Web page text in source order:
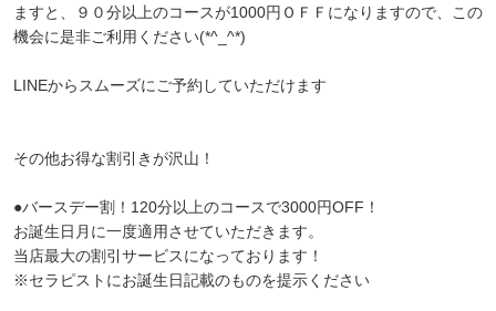
ますと、９０分以上のコースが1000円ＯＦＦになりますので、この
機会に是非ご利用ください(*^_^*)
LINEからスムーズにご予約していただけます
その他お得な割引きが沢山！
●バースデー割！120分以上のコースで3000円OFF！
お誕生日月に一度適用させていただきます。
当店最大の割引サービスになっております！
※セラピストにお誕生日記載のものを提示ください